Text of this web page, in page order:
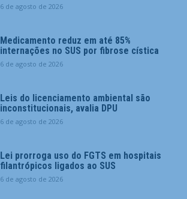
6 de agosto de 2026
Medicamento reduz em até 85%
internações no SUS por fibrose cística
6 de agosto de 2026
Leis do licenciamento ambiental são
inconstitucionais, avalia DPU
6 de agosto de 2026
Lei prorroga uso do FGTS em hospitais
filantrópicos ligados ao SUS
6 de agosto de 2026